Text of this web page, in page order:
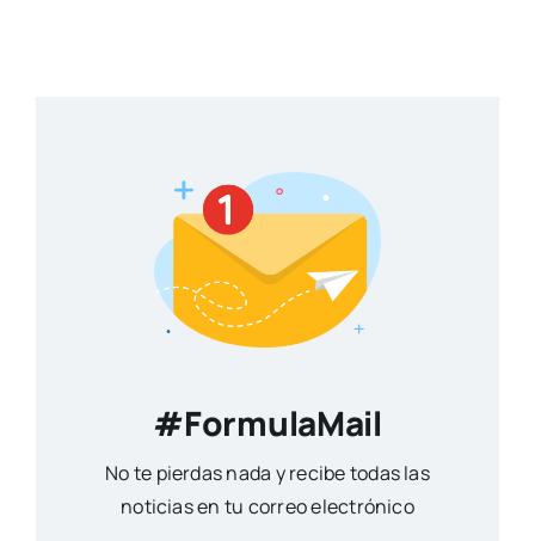
#FormulaMail
No te pierdas nada y recibe todas las
noticias en tu correo electrónico